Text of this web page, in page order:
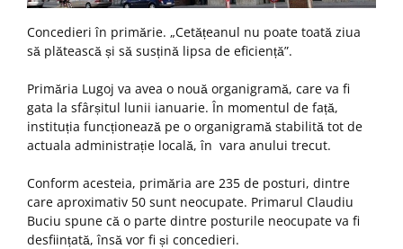
Concedieri în primărie. „Cetățeanul nu poate toată ziua
să plătească și să susțină lipsa de eficiență”.
Primăria Lugoj va avea o nouă organigramă, care va fi
gata la sfârșitul lunii ianuarie. În momentul de față,
instituția funcționează pe o organigramă stabilită tot de
actuala administrație locală, în vara anului trecut.
Conform acesteia, primăria are 235 de posturi, dintre
care aproximativ 50 sunt neocupate. Primarul Claudiu
Buciu spune că o parte dintre posturile neocupate va fi
desființată, însă vor fi și concedieri.